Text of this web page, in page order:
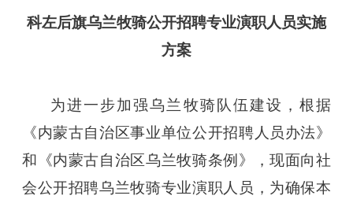
科左后旗乌兰牧骑公开招聘专业演职人员实施
方案
为进一步加强乌兰牧骑队伍建设，根据
《内蒙古自治区事业单位公开招聘人员办法》
和《内蒙古自治区乌兰牧骑条例》，现面向社
会公开招聘乌兰牧骑专业演职人员，为确保本